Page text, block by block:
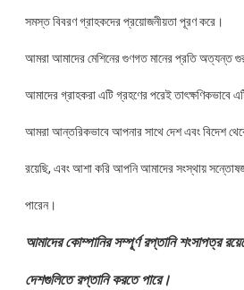
সমস্ত বিবরণ গ্রাহকদের প্রয়োজনীয়তা পূরণ করে।
আমরা আমাদের মেশিনের গুণগত মানের প্রতি অত্যন্ত
আমাদের গ্রাহকরা এটি গ্রহণের পরেই তাৎক্ষণিকভাবে
আমরা আন্তরিকভাবে আপনার সাথে দেশ এবং বিদেশ
রয়েছি, এবং আশা করি আপনি আমাদের সংস্থায়
পারেন।
আমাদের কোম্পানির সম্পূর্ণ রপ্তানি শংসাপত্র
দেশগুলিতে রপ্তানি করতে পারে।